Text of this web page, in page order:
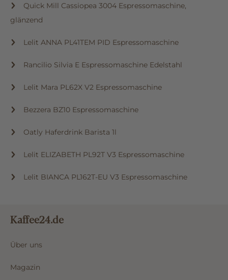
Quick Mill Cassiopea 3004 Espressomaschine,
glänzend
Lelit ANNA PL41TEM PID Espressomaschine
Rancilio Silvia E Espressomaschine Edelstahl
Lelit Mara PL62X V2 Espressomaschine
Bezzera BZ10 Espressomaschine
Oatly Haferdrink Barista 1l
Lelit ELIZABETH PL92T V3 Espressomaschine
Lelit BIANCA PL162T-EU V3 Espressomaschine
Kaffee24.de
Über uns
Magazin